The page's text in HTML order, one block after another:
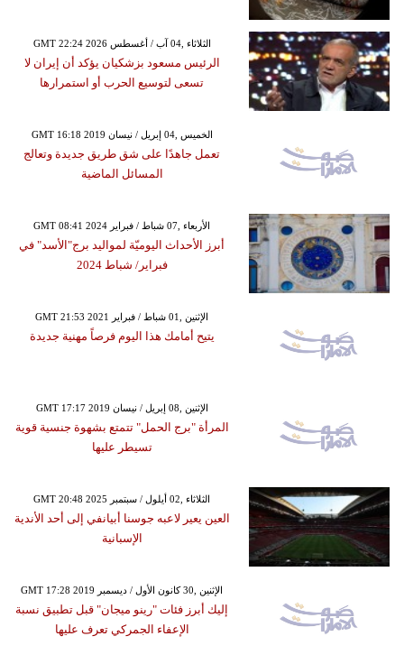
GMT 22:24 2026 الثلاثاء ,04 آب / أغسطس
الرئيس مسعود بزشكيان يؤكد أن إيران لا
تسعى لتوسيع الحرب أو استمرارها
GMT 16:18 2019 الخميس ,04 إبريل / نيسان
تعمل جاهدًا على شق طريق جديدة وتعالج
المسائل الماضية
GMT 08:41 2024 الأربعاء ,07 شباط / فبراير
أبرز الأحداث اليوميّة لمواليد برج"الأسد" في
فبراير/ شباط 2024
GMT 21:53 2021 الإثنين ,01 شباط / فبراير
يتيح أمامك هذا اليوم فرصاً مهنية جديدة
GMT 17:17 2019 الإثنين ,08 إبريل / نيسان
المرأة "برج الحمل" تتمتع بشهوة جنسية قوية
تسيطر عليها
GMT 20:48 2025 الثلاثاء ,02 أيلول / سبتمبر
العين يعير لاعبه جوسنا أبيانفي إلى أحد الأندية
الإسبانية
GMT 17:28 2019 الإثنين ,30 كانون الأول / ديسمبر
إليك أبرز فئات "رينو ميجان" قبل تطبيق نسبة
الإعفاء الجمركي تعرف عليها